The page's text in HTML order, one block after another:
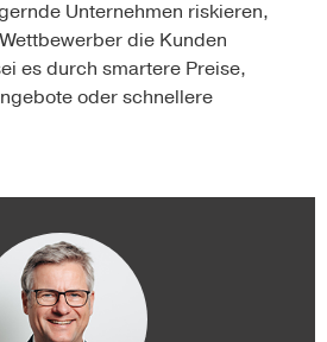
Unternehmen riskieren,
die Kunden
es durch smartere Preise,
oder schnellere